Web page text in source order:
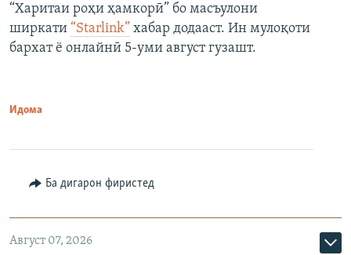
“Харитаи роҳи ҳамкорӣ” бо масъулони
ширкати “Starlink” хабар додааст. Ин мулоқоти
бархат ё онлайнӣ 5-уми август гузашт.
Идома
Ба дигарон фиристед
Август 07, 2026